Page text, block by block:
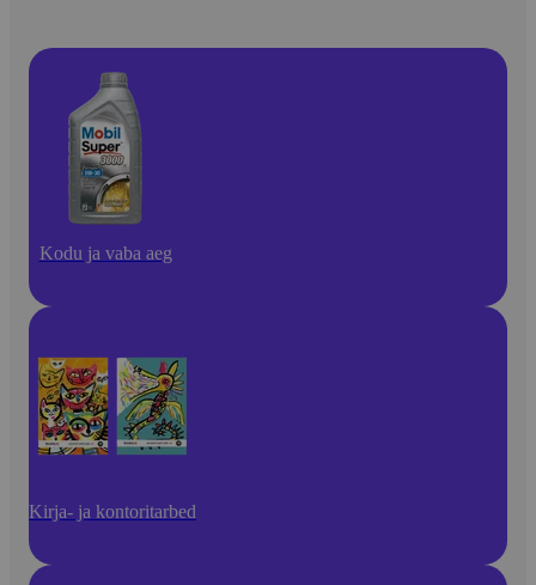
Kodu ja vaba aeg
Kirja- ja kontoritarbed